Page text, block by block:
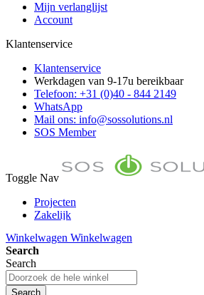
Mijn verlanglijst
Account
Klantenservice
Klantenservice
Werkdagen van 9-17u bereikbaar
Telefoon: +31 (0)40 - 844 2149
WhatsApp
Mail ons: info@sossolutions.nl
SOS Member
Toggle Nav
Projecten
Zakelijk
Toon prijzen Incl. BTW
Toon prijzen Excl. BTW
Winkelwagen Winkelwagen
Search
Search
Search